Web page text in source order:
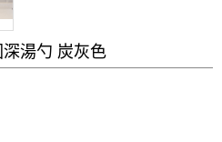
湯勺 炭灰色